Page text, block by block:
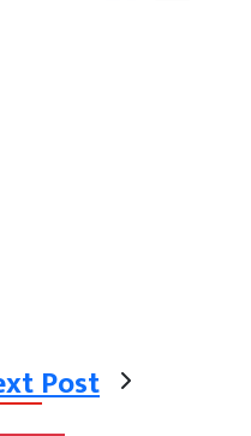
Post